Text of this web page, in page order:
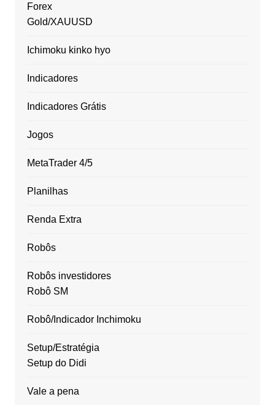
Forex
Gold/XAUUSD
Ichimoku kinko hyo
Indicadores
Indicadores Grátis
Jogos
MetaTrader 4/5
Planilhas
Renda Extra
Robôs
Robôs investidores
Robô SM
Robô/Indicador Inchimoku
Setup/Estratégia
Setup do Didi
Vale a pena